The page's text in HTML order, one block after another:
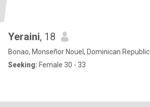
Yeraini, 18
Bonao, Monseñor Nouel, Dominican Republic
Seeking: Female 30 - 33